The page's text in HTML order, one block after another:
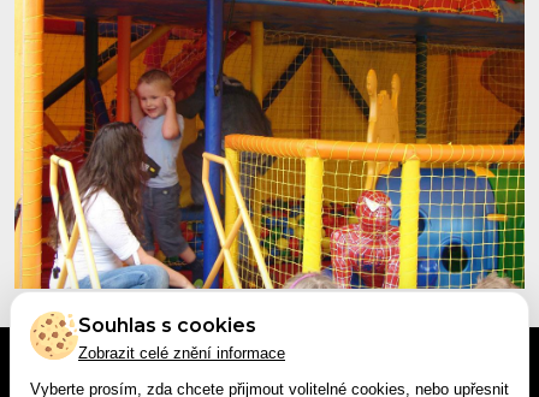
Souhlas s cookies
Zobrazit celé znění informace
Vyberte prosím, zda chcete přijmout volitelné cookies, nebo upřesnit